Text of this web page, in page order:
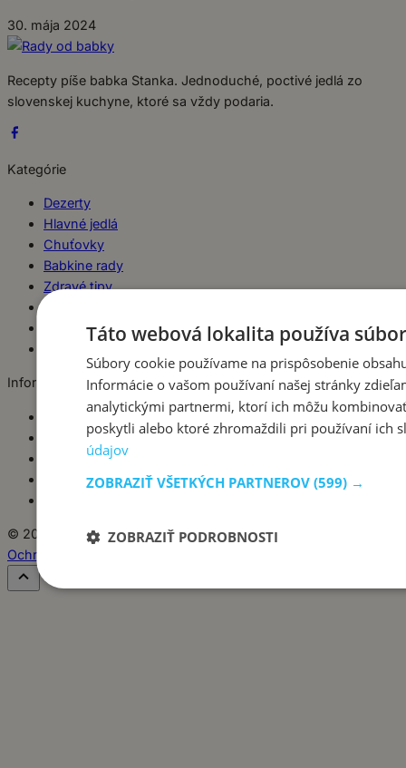
30. mája 2024
Recepty píše babka Stanka. Jednoduché, poctivé jedlá zo
slovenskej kuchyne, ktoré sa vždy podaria.
Kategórie
Dezerty
Hlavné jedlá
Chuťovky
Babkine rady
Zdravé tipy
Informácie
O babke
Kontakt
Ochrana súkromia
Redakčná politika
© 2026 Rady od babky — Všetky práva vyhradené.
Ochrana údajov
Táto webová lokalita používa
Súbory cookie používame na prispôsobenie
Informácie o vašom používaní našej stránky
analytickými partnermi, ktorí ich môžu
poskytli alebo ktoré zhromaždili pri používaní ich
údajov
ZOBRAZIŤ VŠETKÝCH PARTNEROV(599) →
ZOBRAZIŤ PODROBNOSTI